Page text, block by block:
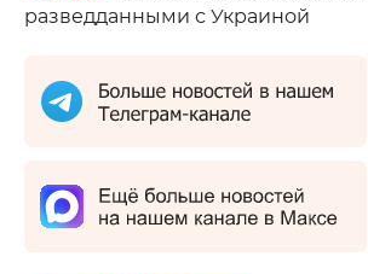
разведданными с Украиной